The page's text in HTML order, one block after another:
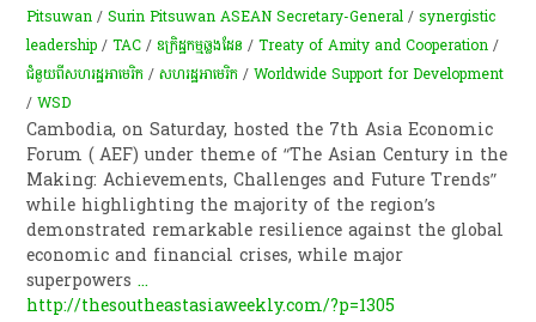
Pitsuwan /Surin Pitsuwan ASEAN Secretary-General /synergistic
leadership /TAC /ឧក្រិដ្ឋកម្មឆ្លងដែន /Treaty of Amity and Cooperation /
ជំនួយពីសហរដ្ឋអាមេរិក /សហរដ្ឋអាមេរិក /Worldwide Support for Development
/WSD
Cambodia, on Saturday, hosted the 7th Asia Economic
Forum ( AEF) under theme of “The Asian Century in the
Making: Achievements, Challenges and Future Trends”
while highlighting the majority of the region’s
demonstrated remarkable resilience against the global
economic and financial crises, while major
superpowers...
http://thesoutheastasiaweekly.com/?p=1305